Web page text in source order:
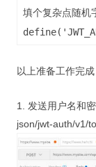
填个复杂点随机
以上准备工作完
1. 发送用户名和
json/jwt-auth/v1/